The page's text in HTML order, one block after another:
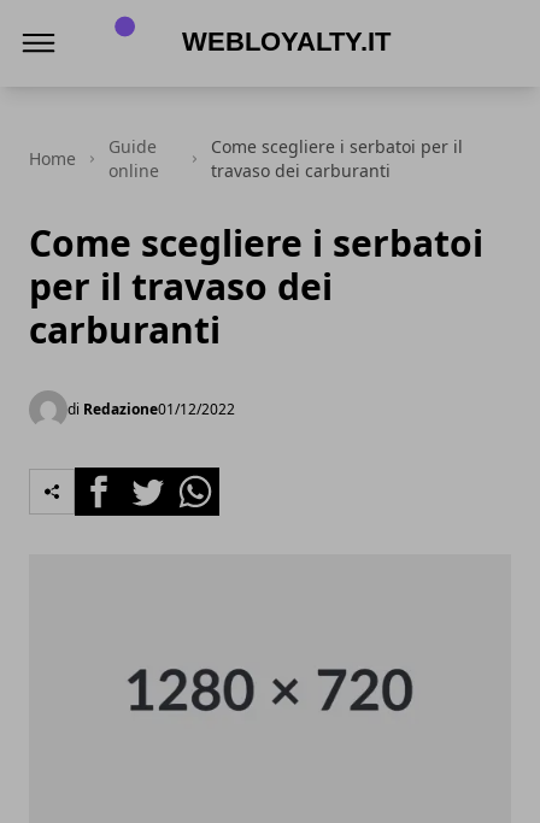
Home
Guide
online
Come scegliere i serbatoi per il
travaso dei carburanti
Come scegliere i serbatoi
per il travaso dei
carburanti
di Redazione01/12/2022
FacebookTwitterWhatsapp